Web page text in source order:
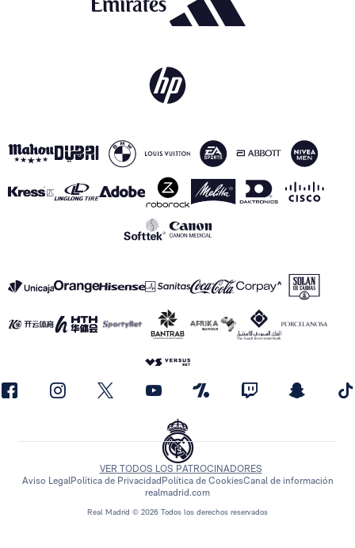
Real Madrid © 2026 Todos los derechos reservados
VER TODOS LOS PATROCINADORES
Aviso LegalPolítica de Privacidad Política de CookiesCanal de información
realmadrid.com